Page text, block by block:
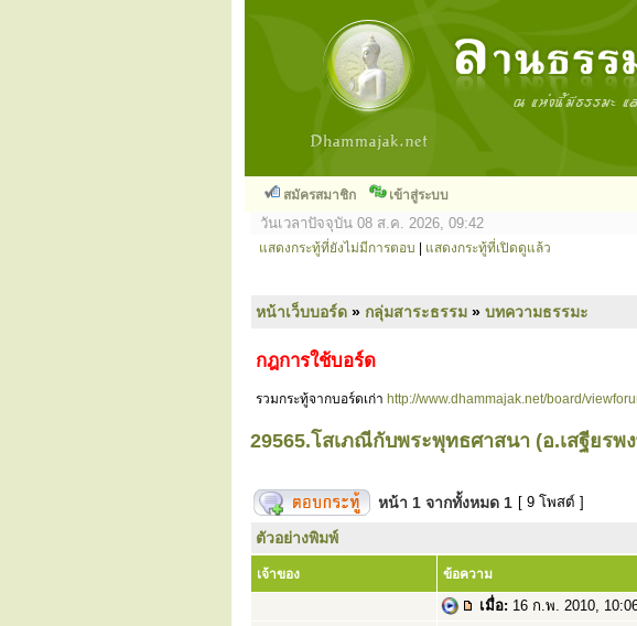
สมัครสมาชิก เข้าสู่ระบบ
วันเวลาปัจจุบัน 08 ส.ค. 2026, 09:42
แสดงกระทู้ที่ยังไม่มีการตอบ แสดงกระทู้ที่เปิดดูแล้ว
หน้าเว็บบอร์ด » กลุ่มสาระธรรม » บทความธรรมะ
กฎการใช้บอร์ด
รวมกระทู้จากบอร์ดเก่า http://www.dhammajak.net/board/
29565.โสเภณีกับพระพุทธศาสนา (อ.เสฐียรพ
หน้า 1 จากทั้งหมด 1 [ 9 โพสต์ ]
ตัวอย่างพิมพ์
เจ้าของ ข้อความ
เมื่อ: 16 ก.พ. 2010,